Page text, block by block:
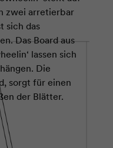
zwei arretierbar
sich das
Das Board aus
lassen sich
Die
sorgt für einen
der Blätter.